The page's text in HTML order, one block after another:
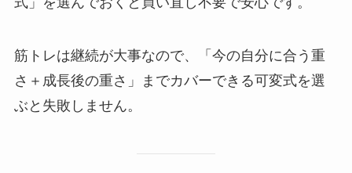
筋トレは継続が大事なので、「今の自分に合う重
さ＋成長後の重さ」までカバーできる可変式を選
ぶと失敗しません。